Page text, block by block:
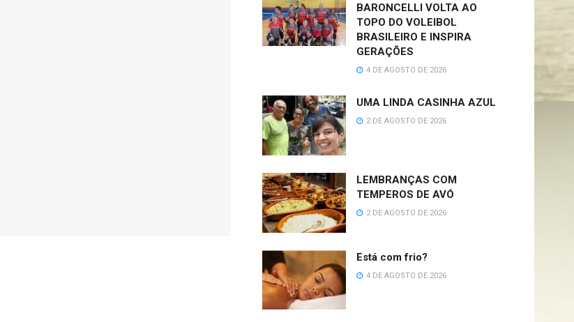
BARONCELLI VOLTA AO
TOPO DO VOLEIBOL
BRASILEIRO E INSPIRA
GERAÇÕES
4 DE AGOSTO DE 2026
UMA LINDA CASINHA AZUL
2 DE AGOSTO DE 2026
LEMBRANÇAS COM
TEMPEROS DE AVÓ
2 DE AGOSTO DE 2026
Está com frio?
4 DE AGOSTO DE 2026